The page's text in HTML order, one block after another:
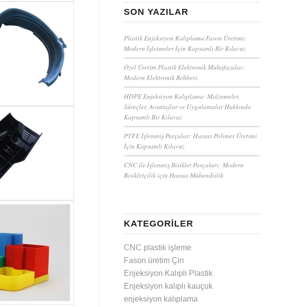
SON YAZILAR
Plastik Enjeksiyon Kalıplama Fason Üretimi:
Modern İşletmeler İçin Kapsamlı Bir Kılavuz
Özel Üretim Plastik Elektronik Muhafazalar:
Modern Elektronik Rehberi.
HDPE Enjeksiyon Kalıplama: Malzemeler,
Süreçler, Avantajlar ve Uygulamalar Hakkında
Kapsamlı Bir Kılavuz
PTFE İşlenmiş Parçalar: Hassas Polimer Üretimi
İçin Kapsamlı Kılavuz
CNC ile İşlenmiş Bisiklet Parçaları: Modern
Bisikletçilik için Hassas Mühendislik
KATEGORILER
CNC plastik işleme
Fason üretim Çin
Enjeksiyon Kalıplı Plastik
Enjeksiyon kalıplı kauçuk
enjeksiyon kalıplama